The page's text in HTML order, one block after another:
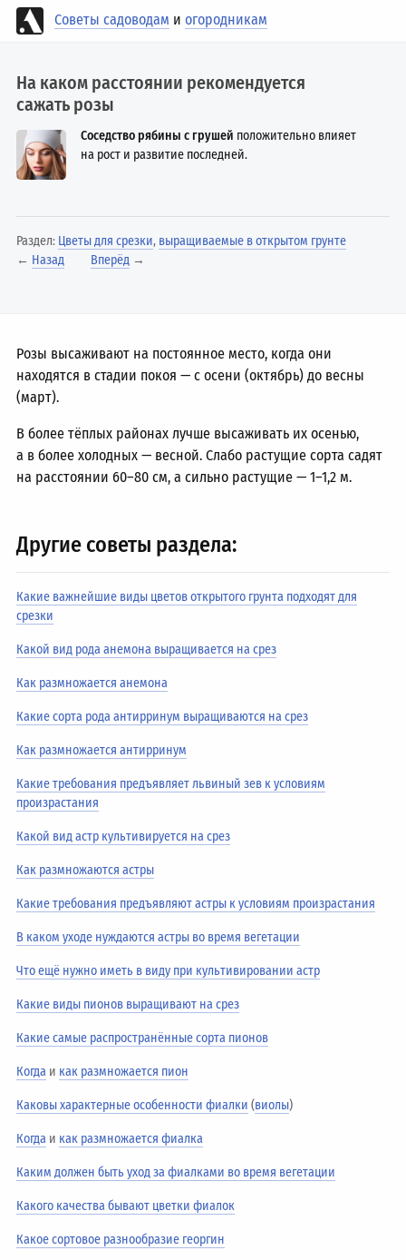
Советы садоводам иогородникам
На каком расстоянии рекомендуется
сажать розы
Соседство рябины с грушей положительно влияет
на рост и развитие последней.
Раздел: Цветы для срезки, выращиваемые в открытом грунте
← Назад Вперёд→
Розы высаживают на постоянное место, когда они
находятся в стадии покоя — с осени (октябрь) до весны
(март).
В более тёплых районах лучше высаживать их осенью,
а в более холодных — весной. Слабо растущие сорта садят
на расстоянии60–80 см, а сильно растущие —1–1,2 м.
Другие советы раздела:
Какие важнейшие виды цветов открытого грунта подходят для
срезки
Какой вид рода анемона выращивается на срез
Как размножается анемона
Какие сорта рода антирринум выращиваются на срез
Как размножается антирринум
Какие требования предъявляет львиный зев к условиям
произрастания
Какой вид астр культивируется на срез
Как размножаются астры
Какие требования предъявляют астры к условиям произрастания
В каком уходе нуждаются астры во время вегетации
Что ещё нужно иметь в виду при культивировании астр
Какие виды пионов выращивают на срез
Какие самые распространённые сорта пионов
Когда и как размножается пион
Каковы характерные особенности фиалки (виолы)
Когда и как размножается фиалка
Каким должен быть уход за фиалками во время вегетации
Какого качества бывают цветки фиалок
Какое сортовое разнообразие георгин